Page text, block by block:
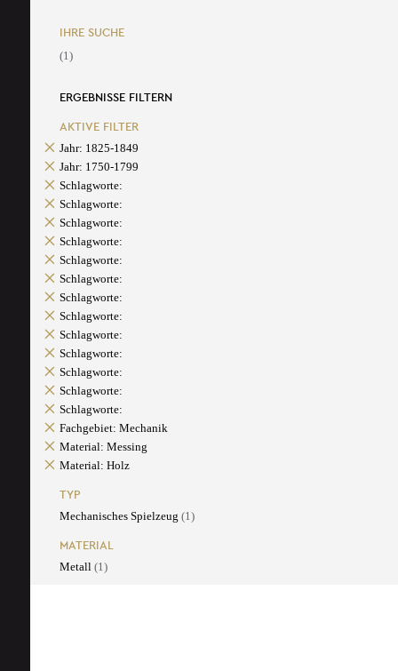
IHRE SUCHE
(1)
ERGEBNISSE FILTERN
AKTIVE FILTER
Jahr: 1825-1849
Jahr: 1750-1799
Schlagworte:
Schlagworte:
Schlagworte:
Schlagworte:
Schlagworte:
Schlagworte:
Schlagworte:
Schlagworte:
Schlagworte:
Schlagworte:
Schlagworte:
Schlagworte:
Schlagworte:
Fachgebiet: Mechanik
Material: Messing
Material: Holz
TYP
Mechanisches Spielzeug (1)
MATERIAL
Metall (1)